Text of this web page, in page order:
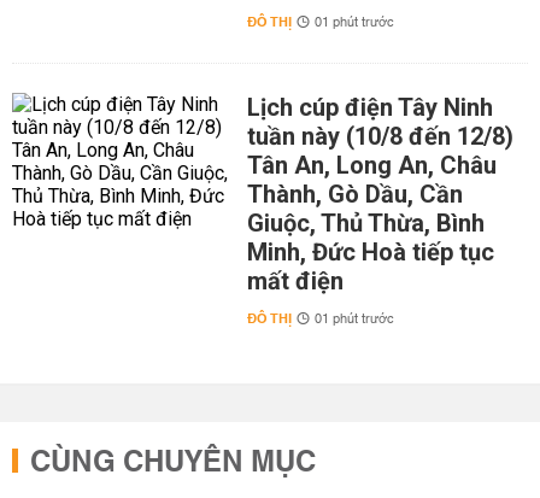
ĐÔ THỊ 01 phút trước
Lịch cúp điện Tây Ninh
tuần này (10/8 đến 12/8)
Tân An, Long An, Châu
Thành, Gò Dầu, Cần
Giuộc, Thủ Thừa, Bình
Minh, Đức Hoà tiếp tục
mất điện
ĐÔ THỊ 01 phút trước
CÙNG CHUYÊN MỤC